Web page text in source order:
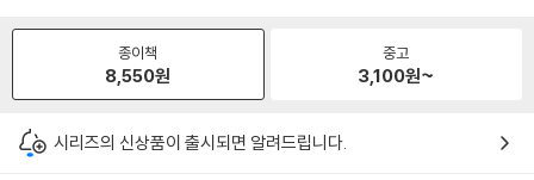
종이책
8,550원
중고
3,100원~
시리즈의 신상품이 출시되면 알려드립니다.